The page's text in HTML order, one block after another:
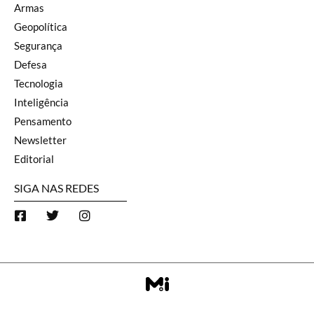
Armas
Geopolítica
Segurança
Defesa
Tecnologia
Inteligência
Pensamento
Newsletter
Editorial
SIGA NAS REDES